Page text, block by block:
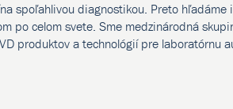
spoľahlivou diagnostikou. Preto
po celom svete. Sme medzinárodná
produktov a technológií pre laboratórnu